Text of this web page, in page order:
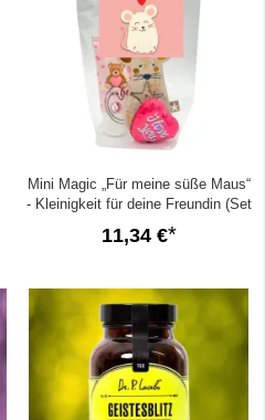
Mini Magic „Für meine süße Maus“
- Kleinigkeit für deine Freundin (Set
11,34 €